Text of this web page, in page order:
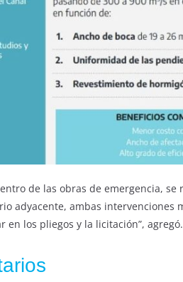
de las obras de emergencia,
adyacente, ambas
en los pliegos y la licitación”, agregó.